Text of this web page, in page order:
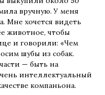
вручную. У меня
Мне хочется видеть
животное, чтобы
и говорили: «Чем
шубы из собак.
— быть на
интеллектуальный
компаньона.